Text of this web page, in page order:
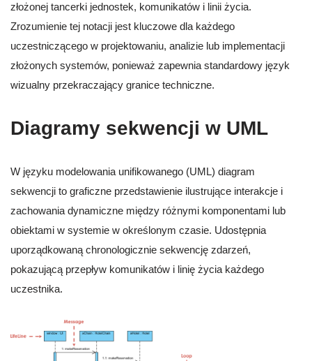
złożonej tancerki jednostek, komunikatów i linii życia.
Zrozumienie tej notacji jest kluczowe dla każdego
uczestniczącego w projektowaniu, analizie lub implementacji
złożonych systemów, ponieważ zapewnia standardowy język
wizualny przekraczający granice techniczne.
Diagramy sekwencji w UML
W języku modelowania unifikowanego (UML) diagram
sekwencji to graficzne przedstawienie ilustrujące interakcje i
zachowania dynamiczne między różnymi komponentami lub
obiektami w systemie w określonym czasie. Udostępnia
uporządkowaną chronologicznie sekwencję zdarzeń,
pokazującą przepływ komunikatów i linię życia każdego
uczestnika.